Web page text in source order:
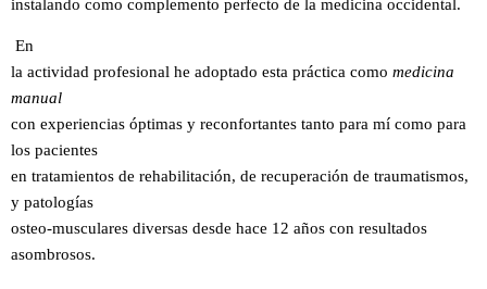
instalando como complemento perfecto de la medicina occidental.
En
la actividad profesional he adoptado esta práctica como medicina
manual
con experiencias óptimas y reconfortantes tanto para mí como para
los pacientes
en tratamientos de rehabilitación, de recuperación de traumatismos,
y patologías
osteo-musculares diversas desde hace 12 años con resultados
asombrosos.